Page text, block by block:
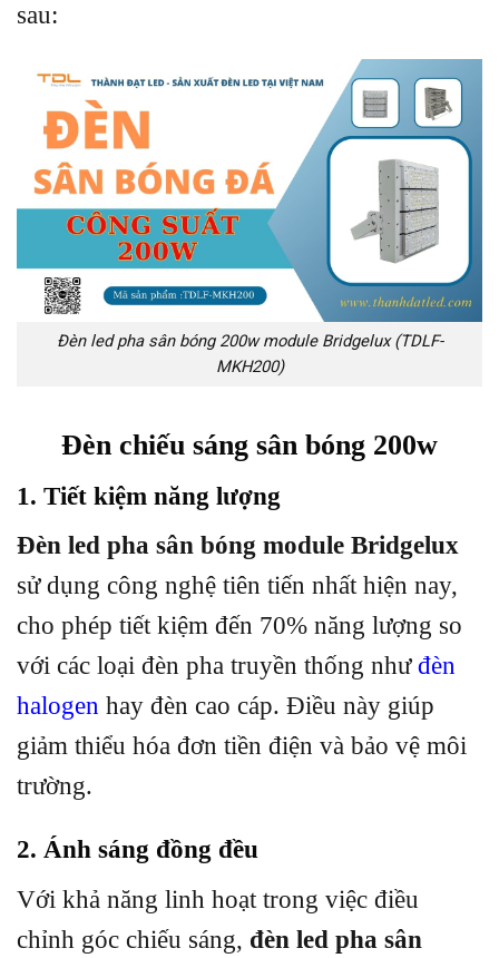
sau:
Đèn led pha sân bóng 200w module Bridgelux (TDLF-
MKH200)
Đèn chiếu sáng sân bóng 200w
1. Tiết kiệm năng lượng
Đèn led pha sân bóng module Bridgelux
sử dụng công nghệ tiên tiến nhất hiện nay,
cho phép tiết kiệm đến 70% năng lượng so
với các loại đèn pha truyền thống như đèn
halogen hay đèn cao cáp. Điều này giúp
giảm thiểu hóa đơn tiền điện và bảo vệ môi
trường.
2. Ánh sáng đồng đều
Với khả năng linh hoạt trong việc điều
chỉnh góc chiếu sáng, đèn led pha sân